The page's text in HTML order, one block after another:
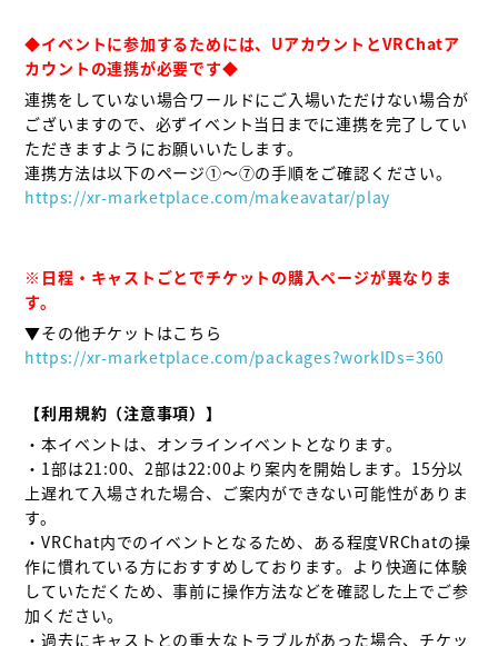
◆イベントに参加するためには、UアカウントとVRChatア
カウントの連携が必要です◆
連携をしていない場合ワールドにご入場いただけない場合が
ございますので、必ずイベント当日までに連携を完了してい
ただきますようにお願いいたします。
https://xr-marketplace.com/makeavatar/play
※日程・キャストごとでチケットの購入ページが異なりま
す。
https://xr-marketplace.com/packages?workIDs=360
【利用規約（注意事項）】
・本イベントは、オンラインイベントとなります。
・1部は21:00、2部は22:00より案内を開始します。15分以
上遅れて入場された場合、ご案内ができない可能性がありま
す。
・VRChat内でのイベントとなるため、ある程度VRChatの操
作に慣れている方におすすめしております。より快適に体験
していただくため、事前に操作方法などを確認した上でご参
加ください。
・過去にキャストとの重大なトラブルがあった場合、チケッ